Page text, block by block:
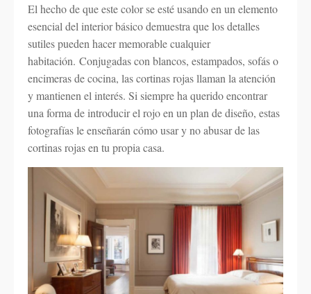
El hecho de que este color se esté usando en un elemento
esencial del interior básico demuestra que los detalles
sutiles pueden hacer memorable cualquier
habitación. Conjugadas con blancos, estampados, sofás o
encimeras de cocina, las cortinas rojas llaman la atención
y mantienen el interés. Si siempre ha querido encontrar
una forma de introducir el rojo en un plan de diseño, estas
fotografías le enseñarán cómo usar y no abusar de las
cortinas rojas en tu propia casa.